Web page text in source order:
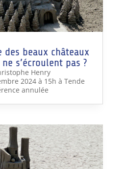
des beaux châteaux
s’écroulent pas ?
Henry
2024 à 15h à Tende
annulée